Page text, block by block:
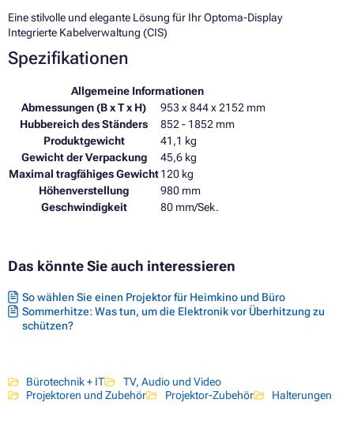
Eine stilvolle und elegante Lösung für Ihr Optoma-Display
Integrierte Kabelverwaltung (CIS)
Spezifikationen
Allgemeine Informationen
Abmessungen (B x T x H)
953 x 844 x 2152 mm
Hubbereich des Ständers
852 - 1852 mm
Produktgewicht
41,1 kg
Gewicht der Verpackung
45,6 kg
Maximal tragfähiges Gewicht120 kg
Höhenverstellung
980 mm
Geschwindigkeit
80 mm/Sek.
Das könnte Sie auch interessieren
So wählen Sie einen Projektor für Heimkino und Büro
Sommerhitze: Was tun, um die Elektronik vor Überhitzung zu
schützen?
Bürotechnik + IT
TV, Audio und Video
Projektoren und Zubehör
Projektor-Zubehör Halterungen